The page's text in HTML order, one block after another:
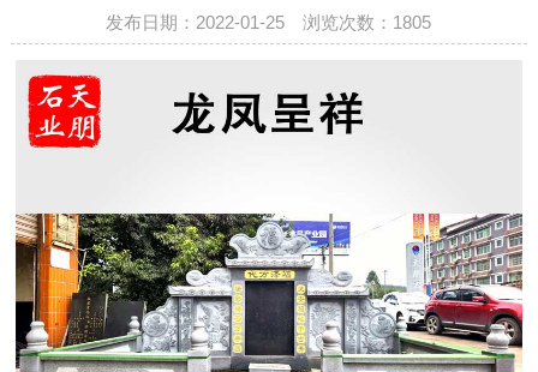
发布日期：2022-01-25 浏览次数： 1805